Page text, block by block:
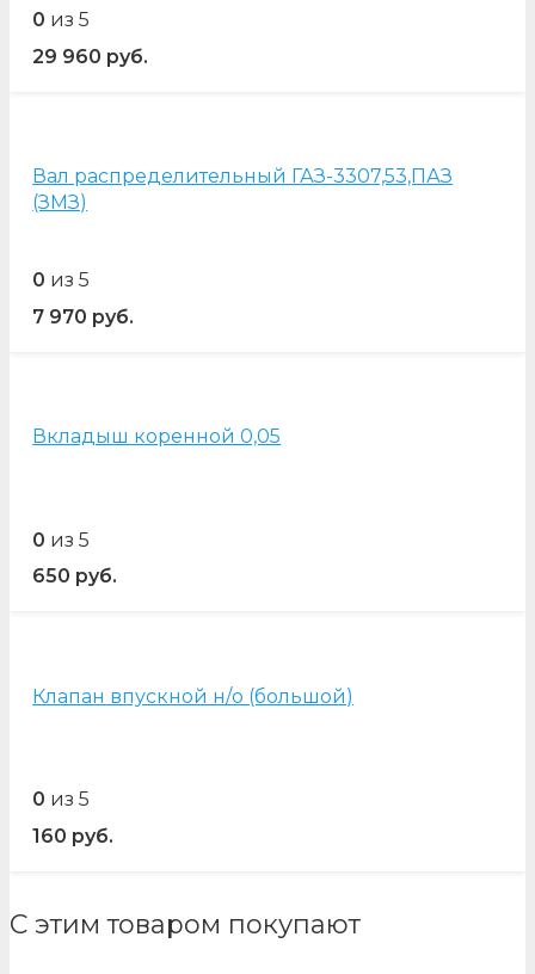
0 из 5
29 960 руб.
Вал распределительный ГАЗ-3307,53,ПАЗ
(ЗМЗ)
0 из 5
7 970 руб.
Вкладыш коренной 0,05
0 из 5
650 руб.
Клапан впускной н/о (большой)
0 из 5
160 руб.
С этим товаром покупают